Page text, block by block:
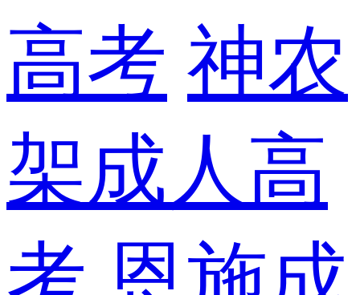
高考 神农
架成人高